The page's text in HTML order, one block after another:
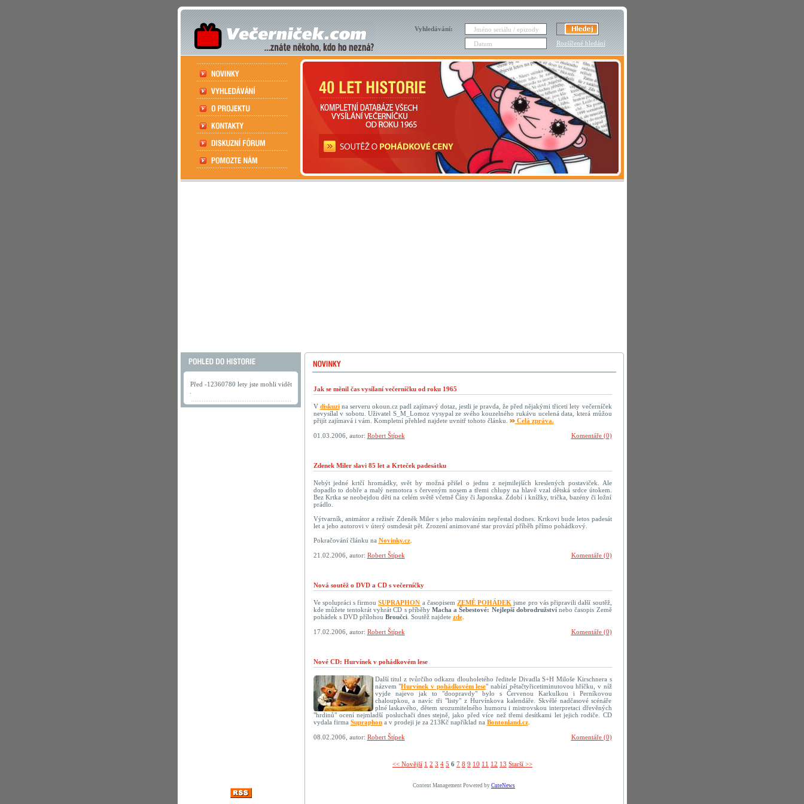
Vyhledávání:
Rozšířené hledání
Před -12360780 lety jste mohli vidět
Jak se měnil čas vysílaní večerníčku od roku 1965
V diskuzina serveru okoun.cz padl zajímavý dotaz, jestli je pravda, že před nějakými třiceti lety večerníček
nevysílal v sobotu. Uživatel S_M_Lomoz vysypal ze svého kouzelného rukávu ucelená data, která můžou
přijít zajímavá i vám. Kompletní přehled najdete uvnitř tohoto článku.
Celá zpráva.
Komentáře (0)
01.03.2006, autor: Robert Štípek
Zdenek Miler slavi 85 let a Krteček padesátku
Nebýt jedné krtčí hromádky, svět by možná přišel o jednu z nejmilejších kreslených postaviček. Ale
dopadlo to dobře a malý nemotora s červeným nosem a třemi chlupy na hlavě vzal dětská srdce útokem.
Bez Krtka se neobejdou děti na celém světě včetně Číny či Japonska. Zdobí i knížky, trička, bazény či ložní
prádlo.
Výtvarník, animátor a režisér Zdeněk Miler s jeho malováním nepřestal dodnes. Krtkovi bude letos padesát
let a jeho autorovi v úterý osmdesát pět. Zrození animované star provází příběh přímo pohádkový.
Pokračování článku na Novinky.cz.
Komentáře (0)
21.02.2006, autor: Robert Štípek
Nová soutěž o DVD a CD s večerníčky
Ve spolupráci s firmouSUPRAPHON a časopisemZEMĚ POHÁDEK jsme pro vás připravili další soutěž,
kde můžete tentokrát vyhrát CD s příběhy Macha a Šebestové: Nejlepší dobrodružstvínebo časopis Země
pohádek s DVD přílohou Broučci. Soutěž najdete zde.
Komentáře (0)
17.02.2006, autor: Robert Štípek
Nové CD: Hurvínek v pohádkovém lese
Další titul z tvůrčího odkazu dlouholetého ředitele Divadla S+H Miloše Kirschnera s
názvem "Hurvínek v pohádkovém lese" nabízí pětačtyřicetiminutovou hříčku, v níž
vyjde najevo jak to "doopravdy" bylo s Červenou Karkulkou i Perníkovou
chaloupkou, a navíc tři "listy" z Hurvínkova kalendáře. Skvělé nadčasové scénáře
plné laskavého, dětem srozumitelného humoru i mistrovskou interpretaci dřevěných
"hrdinů" ocení nejmladší posluchači dnes stejně, jako před více než třemi desítkami let jejich rodiče. CD
vydala firma Supraphona v prodeji je za 213Kč například na Bontonland.cz.
Komentáře (0)
08.02.2006, autor: Robert Štípek
<< Novější­ 1 2 3 4 5 6 7 8 9 10 11 12 13 Starší >>
Content Management Powered by CuteNews